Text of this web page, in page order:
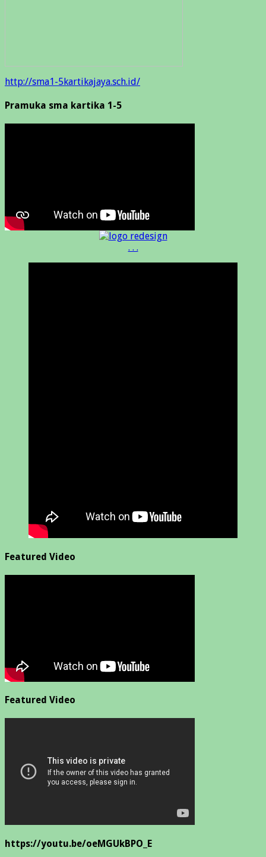
http://sma1-5kartikajaya.sch.id/
Pramuka sma kartika 1-5
. . .
Featured Video
Featured Video
https://youtu.be/oeMGUkBPO_E